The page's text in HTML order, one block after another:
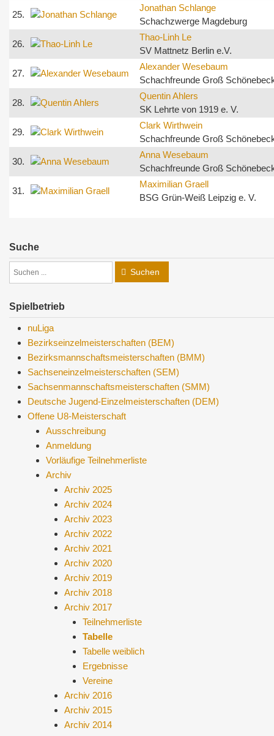
25.
Jonathan Schlange
Schachzwerge Magdeburg
26.
Thao-Linh Le
SV Mattnetz Berlin e.V.
27.
Alexander Wesebaum
Schachfreunde Groß
28.
Quentin Ahlers
SK Lehrte von 1919 e. V.
29.
Clark Wirthwein
Schachfreunde Groß
30.
Anna Wesebaum
Schachfreunde Groß
31.
Maximilian Graell
BSG Grün-Weiß Leipzig e. V.
Suche
Suchen
Spielbetrieb
nuLiga
Bezirkseinzelmeisterschaften (BEM)
Bezirksmannschaftsmeisterschaften (BMM)
Sachseneinzelmeisterschaften (SEM)
Sachsenmannschaftsmeisterschaften (SMM)
Deutsche Jugend-Einzelmeisterschaften (DEM)
Offene U8-Meisterschaft
Ausschreibung
Anmeldung
Vorläufige Teilnehmerliste
Archiv
Archiv 2025
Archiv 2024
Archiv 2023
Archiv 2022
Archiv 2021
Archiv 2020
Archiv 2019
Archiv 2018
Archiv 2017
Teilnehmerliste
Tabelle
Tabelle weiblich
Ergebnisse
Vereine
Archiv 2016
Archiv 2015
Archiv 2014